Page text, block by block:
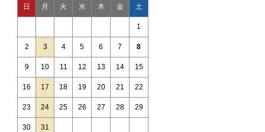
日 月 火 水 木 金 土
1
2 3 4 5 6 7 8
9 10 11 12 13 14 15
16 17 18 19 20 21 22
23 24 25 26 27 28 29
30 31